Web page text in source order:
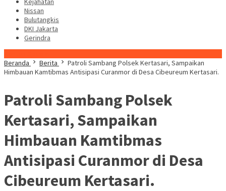
Nissan
Bulutangkis
DKI Jakarta
Gerindra
Beranda
Berita
Patroli Sambang Polsek Kertasari, Sampaikan
Himbauan Kamtibmas Antisipasi Curanmor di Desa Cibeureum Kertasari.
Patroli Sambang Polsek
Kertasari, Sampaikan
Himbauan Kamtibmas
Antisipasi Curanmor di Desa
Cibeureum Kertasari.